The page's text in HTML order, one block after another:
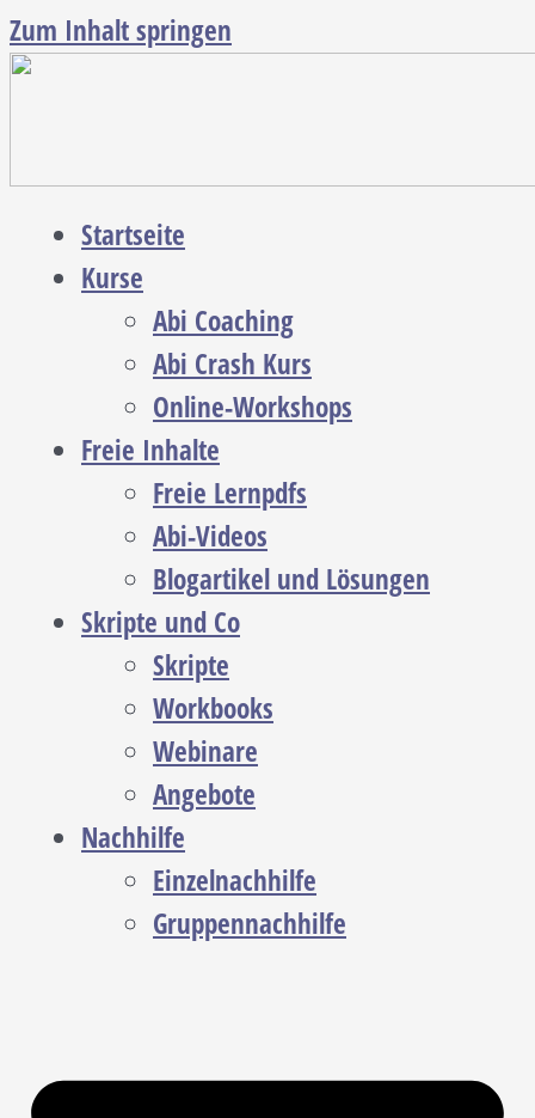
Zum Inhalt springen
Startseite
Kurse
Abi Coaching
Abi Crash Kurs
Online-Workshops
Freie Inhalte
Freie Lernpdfs
Abi-Videos
Blogartikel und Lösungen
Skripte und Co
Skripte
Workbooks
Webinare
Angebote
Nachhilfe
Einzelnachhilfe
Gruppennachhilfe